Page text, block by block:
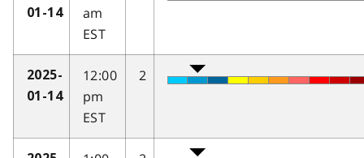
01-14
am
EST
2025-
01-14
12:00
pm
EST
2